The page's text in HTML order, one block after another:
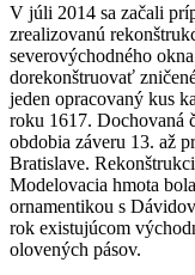
V júli 2014 sa začali
zrealizovanú
severovýchodného
dorekonštruovať
jeden opracovaný kus
roku 1617. Dochovaná
obdobia záveru 13. až
Bratislave.
Modelovacia hmota
ornamentikou s
rok existujúcom
olovených pásov.